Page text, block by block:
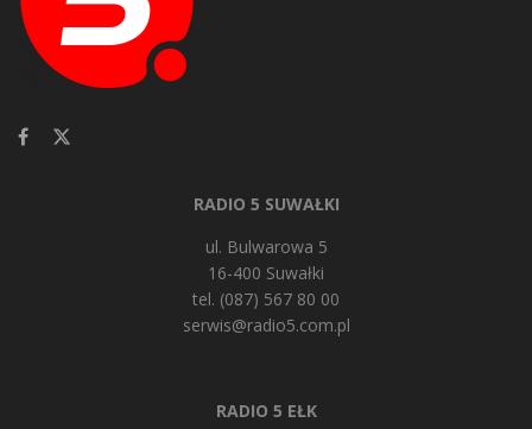
RADIO 5 SUWAŁKI
ul. Bulwarowa 5
16-400 Suwałki
tel. (087) 567 80 00
serwis@radio5.com.pl
RADIO 5 EŁK